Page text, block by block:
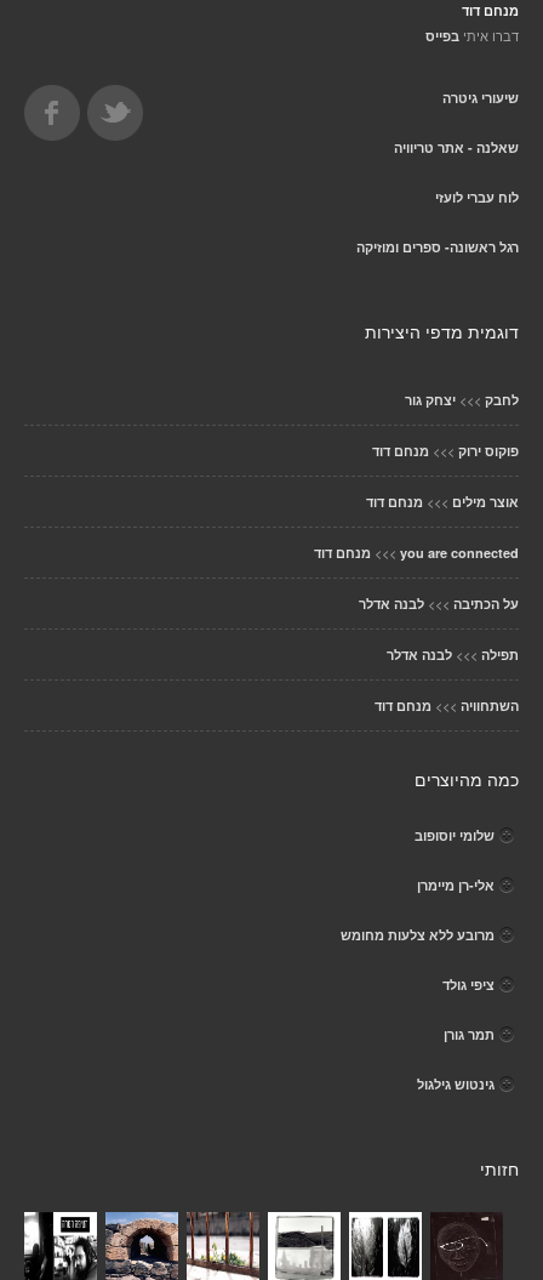
מנחם דוד
דברו איתי בפייס
שיעורי גיטרה
שאלנה - אתר טריוויה
לוח עברי לועזי
רגל ראשונה- ספרים ומוזיקה
דוגמית מדפי היצירות
לחבק >>> יצחק גור
פוקוס ירוק >>> מנחם דוד
אוצר מילים >>> מנחם דוד
you are connected
>>> מנחם דוד
על הכתיבה >>> לבנה אדלר
תפילה >>> לבנה אדלר
השתחוויה >>> מנחם דוד
כמה מהיוצרים
שלומי יוסופוב
אלי-רן מיימרן
מרובע ללא צלעות מחומש
ציפי גולד
תמר גורן
גינטוש גילגול
חזותי